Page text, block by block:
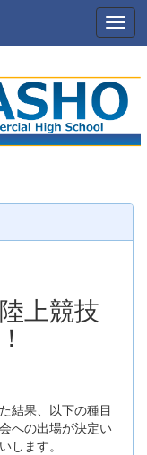
上競技
結果、以下の種目
への出場が決定い
します。